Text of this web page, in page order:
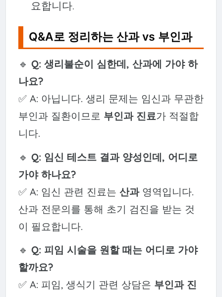
요합니다.
Q&A로 정리하는 산과 vs 부인과
🔹 Q: 생리불순이 심한데, 산과에 가야 하
나요?
✅ A: 아닙니다. 생리 문제는 임신과 무관한
부인과 질환이므로 부인과 진료가 적절합
니다.
🔹 Q: 임신 테스트 결과 양성인데, 어디로
가야 하나요?
✅ A: 임신 관련 진료는 산과영역입니다.
산과 전문의를 통해 초기 검진을 받는 것
이 필요합니다.
🔹 Q: 피임 시술을 원할 때는 어디로 가야
할까요?
✅ A: 피임, 생식기 관련 상담은 부인과 진